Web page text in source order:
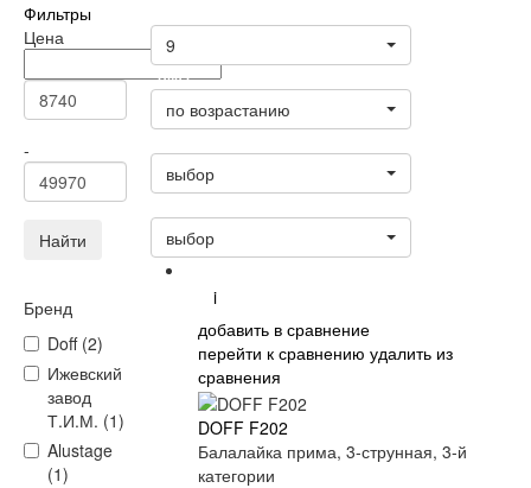
Фильтры
Цена
-
Найти
Бренд
Doff (2)
Ижевский
завод
Т.И.М. (1)
Alustage
(1)
9
Цена
по возрастанию
выбор
выбор
i
добавить в сравнение
перейти к сравнению удалить из
сравнения
DOFF F202
Балалайка прима, 3-струнная, 3-й
категории